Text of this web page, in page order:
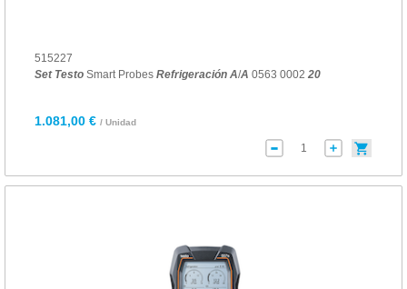
515227
Set TestoSmart Probes Refrigeración A/A 0563 0002 20
1.081,00 € / Unidad